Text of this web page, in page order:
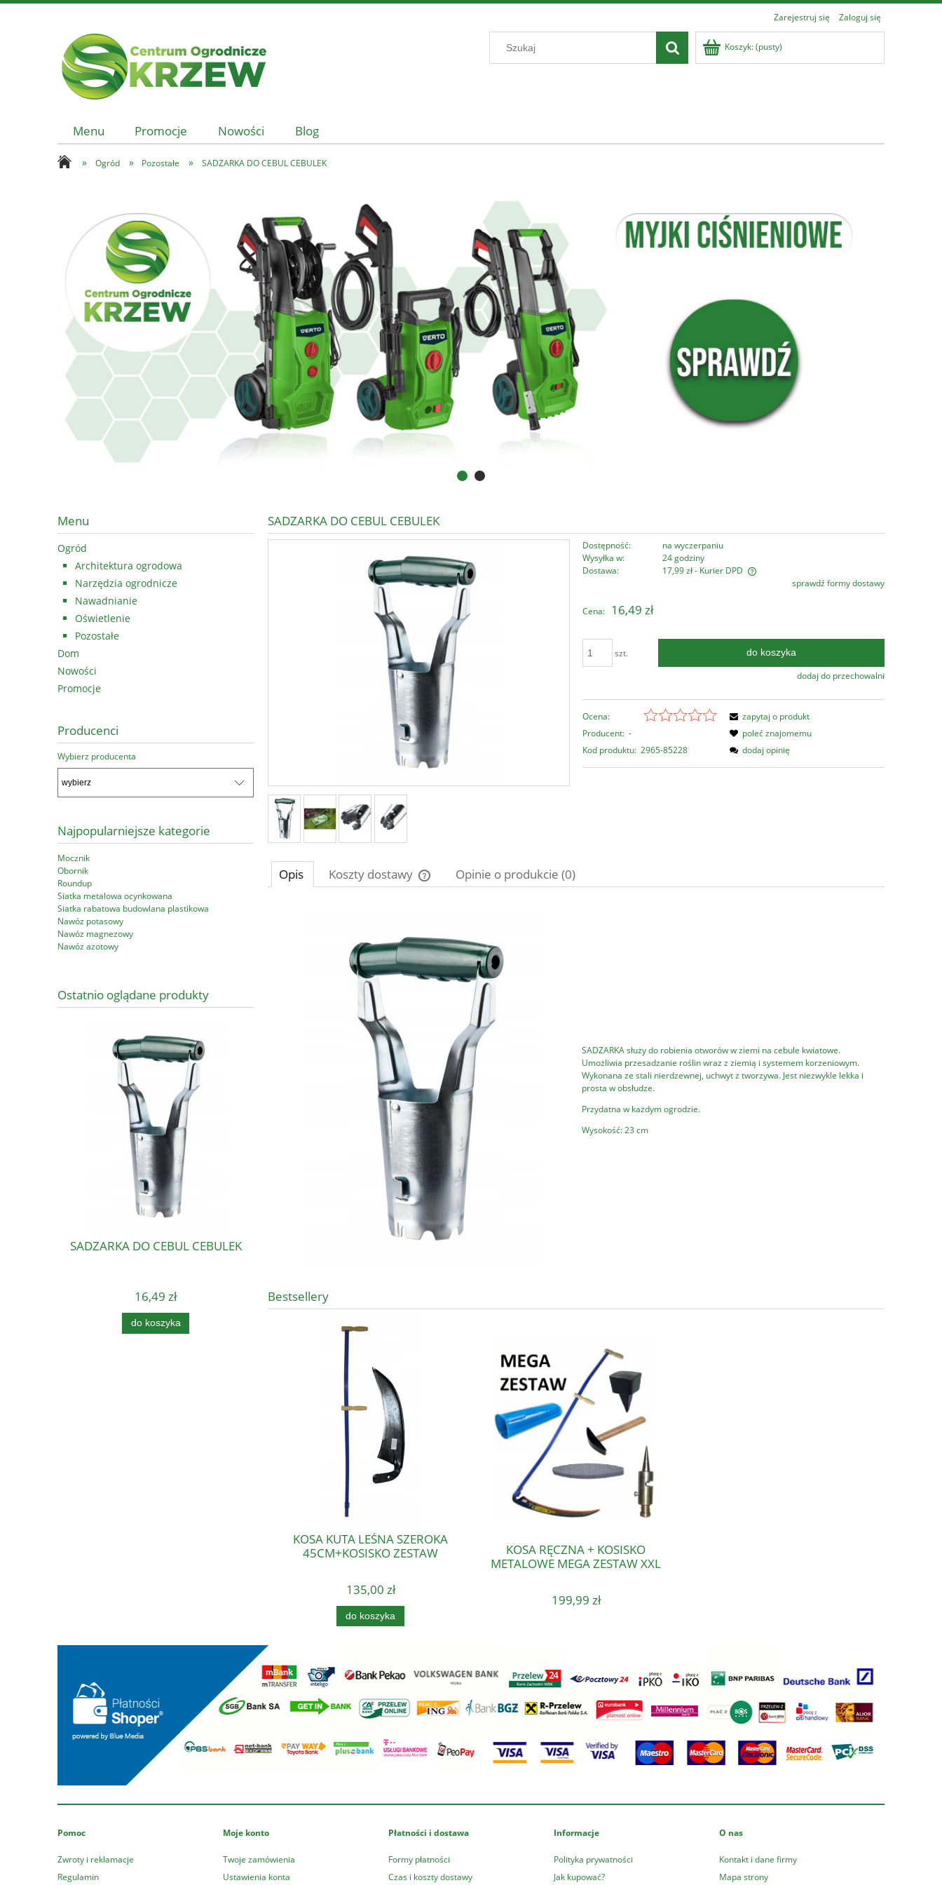
Zarejestruj się Zaloguj się
Koszyk:(pusty)
Menu Promocje Nowości Blog
» Ogród » Pozostałe » SADZARKA DO CEBUL CEBULEK
Menu
Ogród
Architektura ogrodowa
Narzędzia ogrodnicze
Nawadnianie
Oświetlenie
Pozostałe
Dom
Nowości
Promocje
Producenci
Wybierz producenta
Najpopularniejsze kategorie
Mocznik
Obornik
Roundup
Siatka metalowa ocynkowana
Siatka rabatowa budowlana plastikowa
Nawóz potasowy
Nawóz magnezowy
Nawóz azotowy
Ostatnio oglądane produkty
SADZARKA DO CEBUL CEBULEK
16,49 zł
do koszyka
SADZARKA DO CEBUL CEBULEK
Dostępność:
na wyczerpaniu
Wysyłka w:
24 godziny
Dostawa:
17,99 zł- Kurier DPD
płatności
sprawdź formy dostawy
Cena: 16,49 zł
szt. do koszyka
dodaj do przechowalni
Ocena:
Producent: -
Kod produktu: 2965-85228
zapytaj o produkt
poleć znajomemu
dodaj opinię
Opis Koszty dostawy Opinie o produkcie (0)
SADZARKA służy do robienia otworów w ziemi na cebule kwiatowe.
Umożliwia przesadzanie roślin wraz z ziemią i systemem korzeniowym.
Wykonana ze stali nierdzewnej, uchwyt z tworzywa. Jest niezwykle lekka i
prosta w obsłudze.
Przydatna w każdym ogrodzie.
Wysokość: 23 cm
Bestsellery
KOSA KUTA LEŚNA SZEROKA
45CM+KOSISKO ZESTAW
135,00 zł
do koszyka
KOSA RĘCZNA + KOSISKO
METALOWE MEGA ZESTAW XXL
199,99 zł
Pomoc
Zwroty i reklamacje
Regulamin
Moje konto
Twoje zamówienia
Ustawienia konta
Płatności i dostawa
Formy płatności
Czas i koszty dostawy
Informacje
Polityka prywatności
Jak kupować?
O nas
Kontakt i dane firmy
Mapa strony